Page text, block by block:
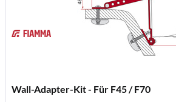
Wall-Adapter-Kit - Für F45 / F70